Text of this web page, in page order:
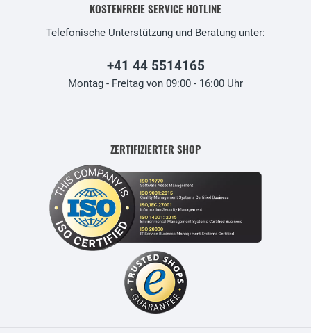
KOSTENFREIE SERVICE HOTLINE
Telefonische Unterstützung und Beratung unter:
+41 44 5514165
Montag - Freitag von 09:00 - 16:00 Uhr
ZERTIFIZIERTER SHOP